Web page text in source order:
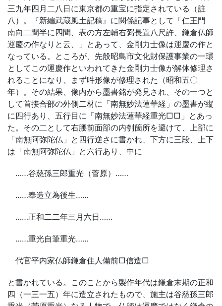
三九年四月二八日に東京都の重宝に指定されている（註
八）。『新編武蔵風土記稿』に関係記事として「仁王門
南向二間半に四間、表の方左輔右弼長置八尺許、鎌倉仏師
運慶の作なりと云、」とあって、金剛力士像は運慶の作と
なっている。ところが、先般昭島市文化財保護事業の一環
としてこの運慶作といわれてきた金剛力士像が解体修理さ
れることになり、まず吽形像が修理された（昭和五〇
年）。その結果、像内から墨書銘が発見され、その一つと
して首接合部の外側二材に「南無妙法蓮華経」の墨書が縦
に四行あり、五行目に「南無妙法蓮華経重光□□」とあっ
た。その二として右腰前面部の内刳箇所を避けて、上部に
「南無阿弥陀仏」と四行逆さに書かれ、下方に三段、上下
は「南無阿弥陀仏」と六行あり、中に
……谷慈孫三郎重光（菅原）……
……奉造立為後生……
……正和二二年三月六日……
……重光自筆重光……
代官平内家仏師鎌倉住人備前□信造□
と書かれている。このことから製作年代は鎌倉末期の正和
四（一三一五）年に造立されたもので、施主は谷慈孫三郎